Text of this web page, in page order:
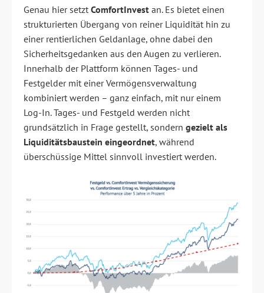
Genau hier setzt ComfortInvest an. Es bietet einen
strukturierten Übergang von reiner Liquidität hin zu
einer rentierlichen Geldanlage, ohne dabei den
Sicherheitsgedanken aus den Augen zu verlieren.
Innerhalb der Plattform können Tages- und
Festgelder mit einer Vermögensverwaltung
kombiniert werden – ganz einfach, mit nur einem
Log-In. Tages- und Festgeld werden nicht
grundsätzlich in Frage gestellt, sondern gezielt als
Liquiditätsbaustein eingeordnet, während
überschüssige Mittel sinnvoll investiert werden.